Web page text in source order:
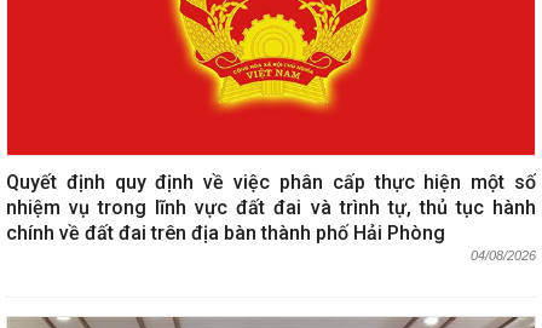
Quyết định quy định về việc phân cấp thực hiện một số
nhiệm vụ trong lĩnh vực đất đai và trình tự, thủ tục hành
chính về đất đai trên địa bàn thành phố Hải Phòng
04/08/2026